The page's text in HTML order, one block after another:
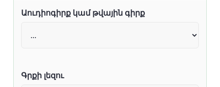
Աուդիոգիրք կամ թվային գիրք
Գրքի լեզու